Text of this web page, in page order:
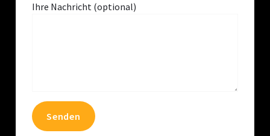
Ihre Nachricht (optional)